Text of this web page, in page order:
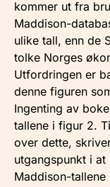
kommer ut fra
Maddison-
ulike tall, enn de
tolke Norges
Utfordringen er
denne figuren
Ingenting av
tallene i figur 2.
over dette,
utgangspunkt i
Maddison-